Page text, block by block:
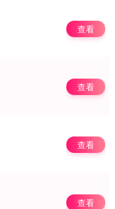
查看
查看
查看
查看